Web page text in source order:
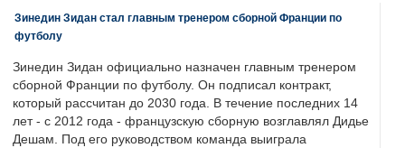
Зинедин Зидан стал главным тренером сборной Франции по
футболу
Зинедин Зидан официально назначен главным тренером
сборной Франции по футболу. Он подписал контракт,
который рассчитан до 2030 года. В течение последних 14
лет - с 2012 года - французскую сборную возглавлял Дидье
Дешам. Под его руководством команда выиграла